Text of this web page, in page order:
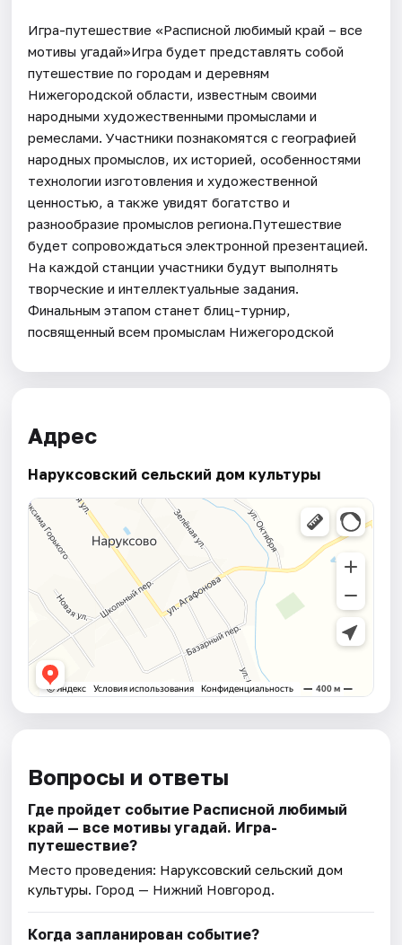
Игра-путешествие «Расписной любимый край – все
мотивы угадай»Игра будет представлять собой
путешествие по городам и деревням
Нижегородской области, известным своими
народными художественными промыслами и
ремеслами. Участники познакомятся с географией
народных промыслов, их историей, особенностями
технологии изготовления и художественной
ценностью, а также увидят богатство и
разнообразие промыслов региона.Путешествие
будет сопровождаться электронной презентацией.
На каждой станции участники будут выполнять
творческие и интеллектуальные задания.
Финальным этапом станет блиц-турнир,
посвященный всем промыслам Нижегородской
Адрес
Наруксовский сельский дом культуры
Вопросы и ответы
Где пройдет событие Расписной любимый
край — все мотивы угадай. Игра-
путешествие?
Место проведения: Наруксовский сельский дом
культуры. Город — Нижний Новгород.
Когда запланирован событие?